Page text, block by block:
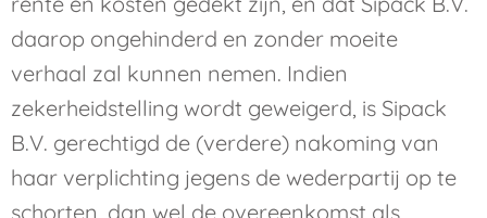
daarop ongehinderd en zonder moeite
verhaal zal kunnen nemen. Indien
zekerheidstelling wordt geweigerd, is Sipack
B.V. gerechtigd de (verdere) nakoming van
haar verplichting jegens de wederpartij op te
schorten, dan wel de overeenkomst als